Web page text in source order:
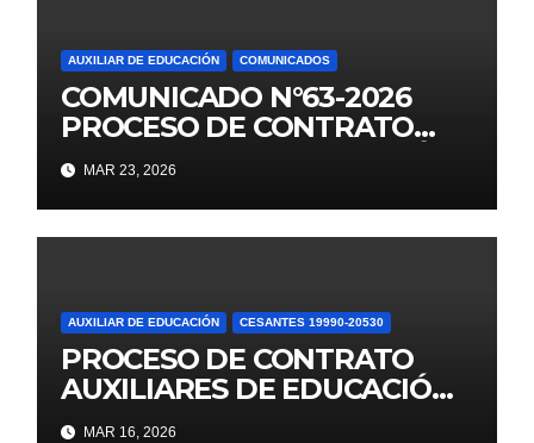
AUXILIAR DE EDUCACIÓN COMUNICADOS
COMUNICADO N°63-2026
PROCESO DE CONTRATO
AUXILIARES DE EDUCACIÓN –
2026 RV N° 158-2025-MINEDU
ADJUDICACIÓN I.E.
INDEPENDENCIA
MAR 23, 2026
AUXILIAR DE EDUCACIÓN CESANTES 19990-20530
PROCESO DE CONTRATO
AUXILIARES DE EDUCACIÓN –
2026 RV N° 158-2025-MINEDU
MAR 16, 2026